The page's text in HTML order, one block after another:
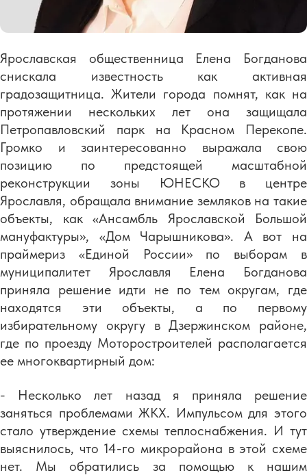
Ярославская общественница Елена Богданова
снискала известность как активная
градозащитница. Жители города помнят, как на
протяжении нескольких лет она защищала
Петропавловский парк на Красном Перекопе.
Громко и заинтересованно выражала свою
позицию по предстоящей масштабной
реконструкции зоны ЮНЕСКО в центре
Ярославля, обращала внимание земляков на такие
объекты, как «Ансамбль Ярославской Большой
мануфактуры», «Дом Чарышникова». А вот на
праймериз «Единой России» по выборам в
муниципалитет Ярославля Елена Богданова
приняла решение идти не по тем округам, где
находятся эти объекты, а по первому
избирательному округу в Дзержинском районе,
где по проезду Моторостроителей располагается
ее многоквартирный дом:
- Несколько лет назад я приняла решение
заняться проблемами ЖКХ. Импульсом для этого
стало утверждение схемы теплоснабжения. И тут
выяснилось, что 14-го микрорайона в этой схеме
нет. Мы обратились за помощью к нашим